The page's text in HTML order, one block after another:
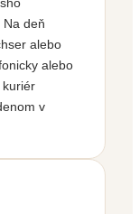
deň
alebo
alebo
kuriér
v